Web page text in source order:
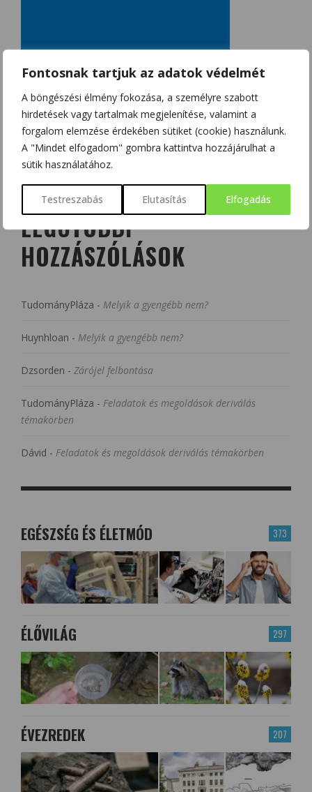
Fontosnak tartjuk az adatok védelmét
A böngészési élmény fokozása, a személyre szabott
hirdetések vagy tartalmak megjelenítése, valamint a
forgalom elemzése érdekében sütiket (cookie) használunk.
A "Mindet elfogadom" gombra kattintva hozzájárulhat a
sütik használatához.
Testreszabás Elutasítás Elfogadás
LEGUTÓBBI
HOZZÁSZÓLÁSOK
TudományPláza - Melyik a gyengébb nem?
Huynhloan - Melyik a gyengébb nem?
Dzsorden - Zárójel felbontása
TudományPláza - Feladatok és megoldások deriválás
témakörben
Dávid - Feladatok és megoldások deriválás témakörben
373
EGÉSZSÉG ÉS ÉLETMÓD
297
ÉLŐVILÁG
207
ÉVEZREDEK